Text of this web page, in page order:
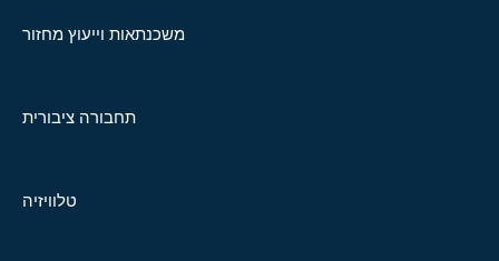
משכנתאות וייעוץ מחזור
תחבורה ציבורית
טלוויזיה